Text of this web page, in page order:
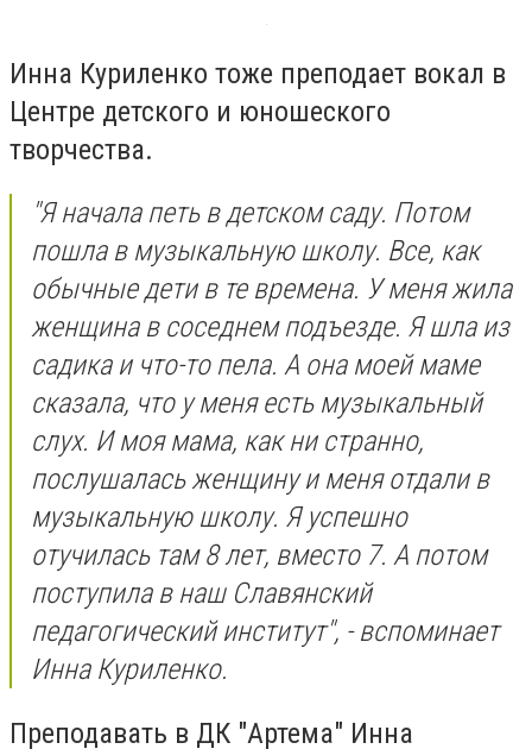
Инна Куриленко тоже преподает вокал в
Центре детского и юношеского
творчества.
"Я начала петь в детском саду. Потом
пошла в музыкальную школу. Все, как
обычные дети в те времена. У меня жила
женщина в соседнем подъезде. Я шла из
садика и что-то пела. А она моей маме
сказала, что у меня есть музыкальный
слух. И моя мама, как ни странно,
послушалась женщину и меня отдали в
музыкальную школу. Я успешно
отучилась там 8 лет, вместо 7. А потом
поступила в наш Славянский
педагогический институт", - вспоминает
Инна Куриленко.
Преподавать в ДК "Артема" Инна